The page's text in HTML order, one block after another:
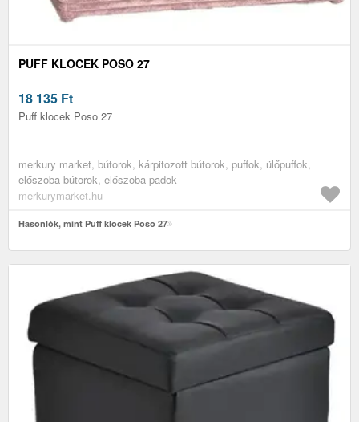
PUFF KLOCEK POSO 27
18 135 Ft
Puff klocek Poso 27
merkury market, bútorok, kárpitozott bútorok, puffok, ülőpuffok,
előszoba bútorok, előszoba padok
merkurymarket.hu
Hasonlók, mint Puff klocek Poso 27